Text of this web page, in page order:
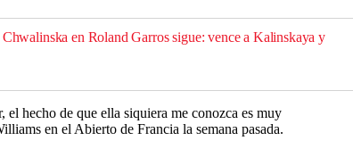
en Roland Garros sigue: vence a Kalinskaya y
hecho de que ella siquiera me conozca es muy
en el Abierto de Francia la semana pasada.